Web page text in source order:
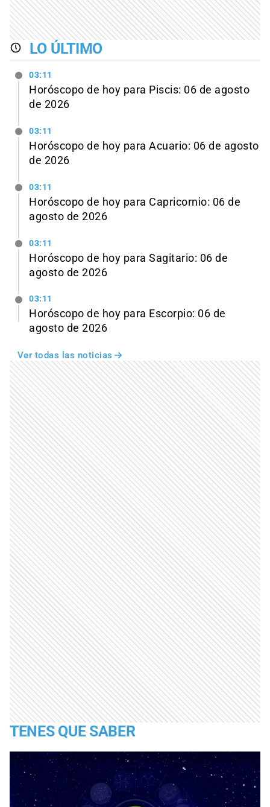
LO ÚLTIMO
03:11
Horóscopo de hoy para Piscis: 06 de agosto
de 2026
03:11
Horóscopo de hoy para Acuario: 06 de agosto
de 2026
03:11
Horóscopo de hoy para Capricornio: 06 de
agosto de 2026
03:11
Horóscopo de hoy para Sagitario: 06 de
agosto de 2026
03:11
Horóscopo de hoy para Escorpio: 06 de
agosto de 2026
Ver todas las noticias
TENES QUE SABER